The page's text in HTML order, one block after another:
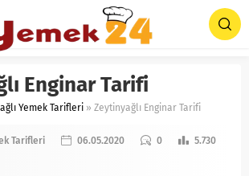
Enginar Tarifi
Yemek Tarifleri » Zeytinyağlı Enginar Tarifi
Tarifleri 06.05.2020 0 5.730